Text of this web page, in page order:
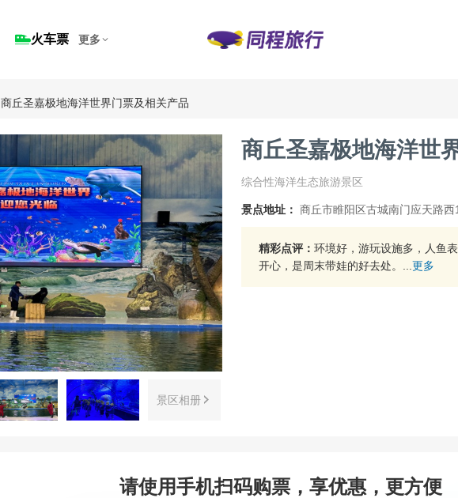
火车票 更多
商丘圣嘉极地海洋世界门票及相关产品
景区相册
商丘圣嘉极地海洋世
综合性海洋生态旅游景区
景点地址： 商丘市睢阳区古城南门应天路
精彩点评： 环境好，游玩设施多，人鱼
开心，是周末带娃的好去处。... 更多
请使用手机扫码购票，享优惠，更方便